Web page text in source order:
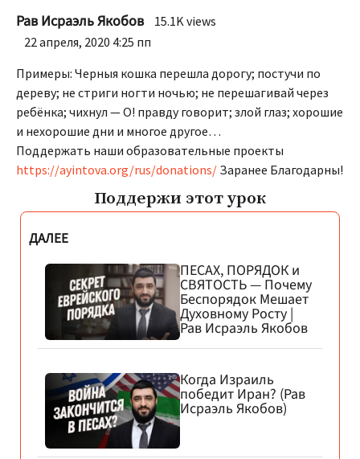
Рав Исраэль Якобов
15.1K views
22 апреля, 2020 4:25 пп
Примеры: Черныя кошка перешла дорогу; постучи по
дереву; не стриги ногти ночью; не перешагивай через
ребёнка; чихнул — О! правду говорит; злой глаз; хорошие
и нехорошие дни и многое другое…
Поддержать наши образовательные проекты
https://ayintova.org/rus/donations/ Заранее Благодарны!
Поддержи этот урок
ДАЛЕЕ
ПЕСАХ, ПОРЯДОК и
СВЯТОСТЬ — Почему
Беспорядок Мешает
Духовному Росту |
Рав Исраэль Якобов
Когда Израиль
победит Иран? (Рав
Исраэль Якобов)